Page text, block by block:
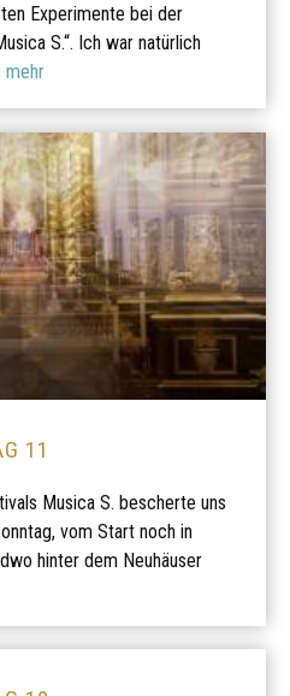
Experimente bei der
S.“. Ich war natürlich
mehr
11
Musica S. bescherte uns
vom Start noch in
hinter dem Neuhäuser